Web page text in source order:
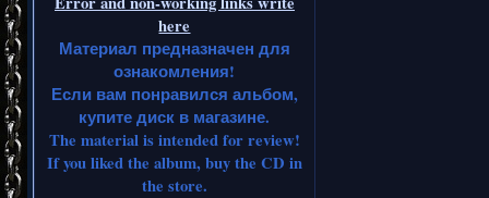
here
Материал предназначен для
ознакомления!
Если вам понравился альбом,
купите диск в магазине.
The material is intended for review!
If you liked the album, buy the CD in
the store.